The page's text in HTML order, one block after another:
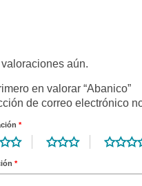
aún.
en valorar “Abanico”
de correo electrónico
*
*